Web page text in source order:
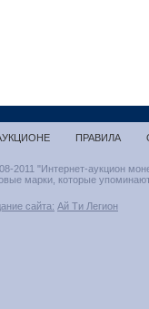
ПРАВИЛА
2011 "Интернет-аукцион
марки, которые
сайта: Ай Ти Легион